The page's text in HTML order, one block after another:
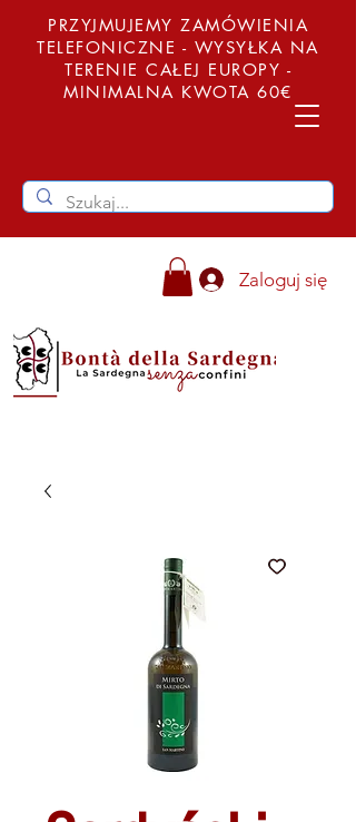
PRZYJMUJEMY ZAMÓWIENIA
TELEFONICZNE - WYSYŁKA NA
TERENIE CAŁEJ EUROPY -
MINIMALNA KWOTA 60€
Zaloguj się